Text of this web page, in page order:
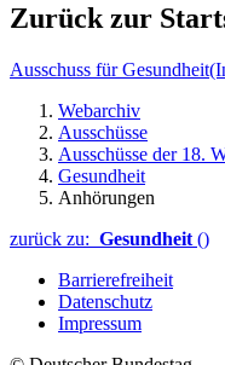
Zurück zur
Ausschuss für Gesundheit
Webarchiv
Ausschüsse
Ausschüsse der 18.
Gesundheit
Anhörungen
zurück zu: Gesundheit ()
Barrierefreiheit
Datenschutz
Impressum